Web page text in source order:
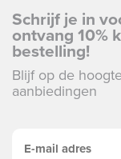
Schrijf je in
ontvang 10%
bestelling!
Blijf op de
aanbiedingen